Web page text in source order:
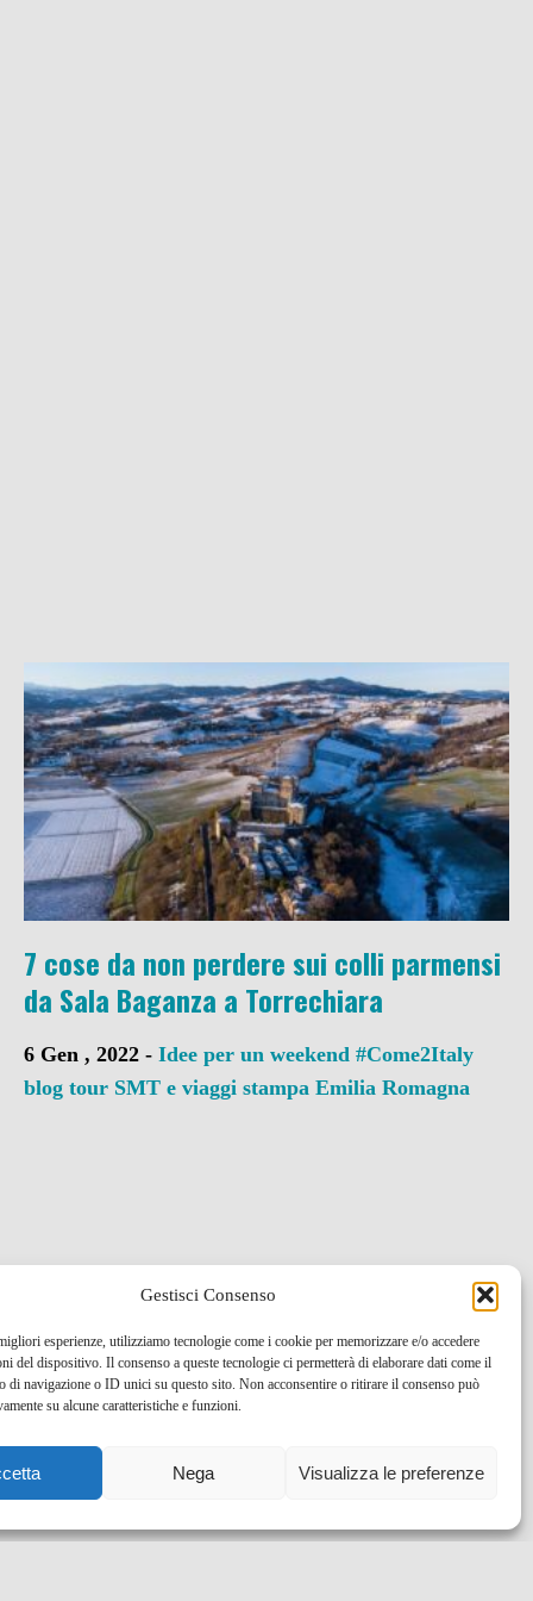
Gestisci Consenso
esperienze, utilizziamo tecnologie come i cookie per memorizzare e/o accedere
del dispositivo. Il consenso a queste tecnologie ci permetterà di elaborare dati come il
di navigazione o ID unici su questo sito. Non acconsentire o ritirare il consenso può
su alcune caratteristiche e funzioni.
Nega Visualizza le preferenze
7 cose da non perdere sui colli parmensi
da Sala Baganza a Torrechiara
6 Gen , 2022 - Idee per un weekend #Come2Italy
blog tour SMT e viaggi stampa Emilia Romagna